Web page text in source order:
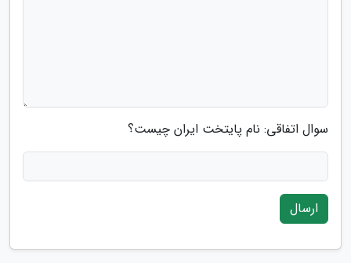
سوال اتفاقی: نام پایتخت ایران چیست؟
ارسال